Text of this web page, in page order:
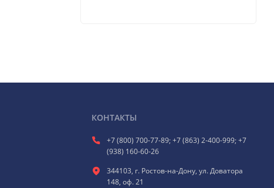
КОНТАКТЫ
+7 (800) 700-77-89; +7 (863) 2-400-999; +7
(938) 160-60-26
344103, г. Ростов-на-Дону, ул. Доватора
148, оф. 21